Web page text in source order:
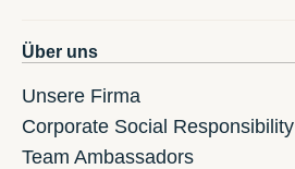
Über uns
Unsere Firma
Corporate Social Responsibility
Team Ambassadors